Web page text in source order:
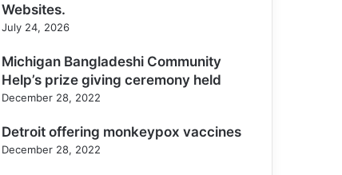
Websites.
July 24, 2026
Michigan Bangladeshi Community
Help’s prize giving ceremony held
December 28, 2022
Detroit offering monkeypox vaccines
December 28, 2022